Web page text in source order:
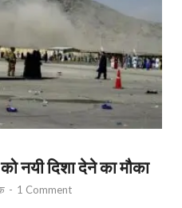
नयी दिशा देने का मौका
- 1 Comment